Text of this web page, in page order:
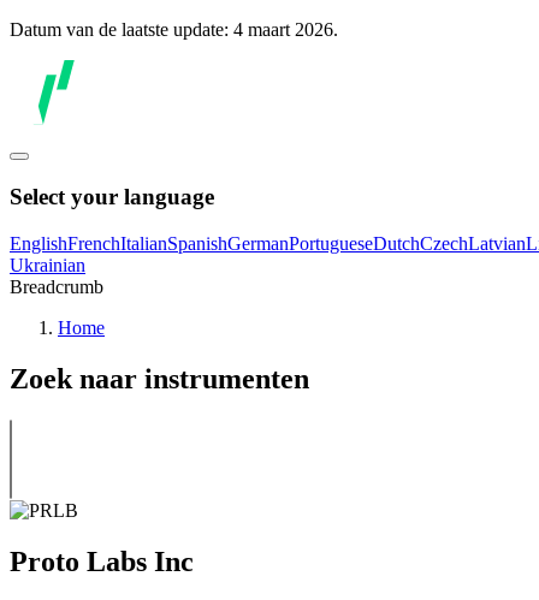
Datum van de laatste update: 4 maart 2026.
Select your language
EnglishFrenchItalianSpanishGermanPortugueseDutchCzechLatvian
Ukrainian
Breadcrumb
Home
Zoek naar instrumenten
Proto Labs Inc